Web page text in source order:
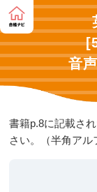
音
書籍p.8に記載さ
さい。（半角アル